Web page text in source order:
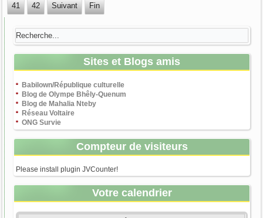
41 42 Suivant Fin
Sites et Blogs amis
Babilown/République culturelle
Blog de Olympe Bhêly-Quenum
Blog de Mahalia Nteby
Réseau Voltaire
ONG Survie
Compteur de visiteurs
Please install plugin JVCounter!
Votre calendrier